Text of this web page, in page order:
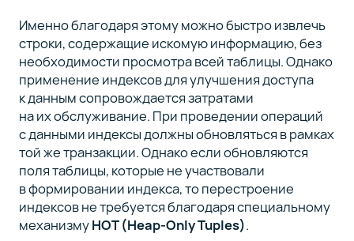
Именно благодаря этому можно быстро извлечь
строки, содержащие искомую информацию, без
необходимости просмотра всей таблицы. Однако
применение индексов для улучшения доступа
к данным сопровождается затратами
на их обслуживание. При проведении операций
с данными индексы должны обновляться в рамках
той же транзакции. Однако если обновляются
поля таблицы, которые не участвовали
в формировании индекса, то перестроение
индексов не требуется благодаря специальному
механизмуHOT (Heap-Only Tuples).